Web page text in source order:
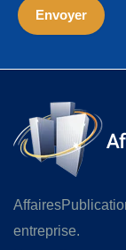
entreprise.